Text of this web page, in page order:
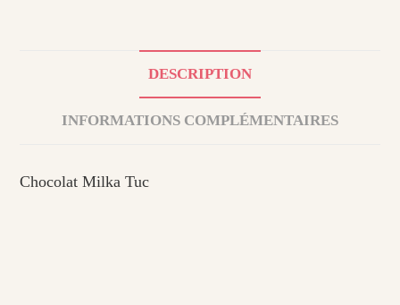
DESCRIPTION
INFORMATIONS COMPLÉMENTAIRES
Chocolat Milka Tuc